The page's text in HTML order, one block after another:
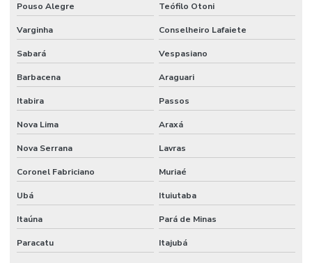
Pouso Alegre Teófilo Otoni
Varginha Conselheiro Lafaiete
Sabará Vespasiano
Barbacena Araguari
Itabira Passos
Nova Lima Araxá
Nova Serrana Lavras
Coronel Fabriciano Muriaé
Ubá Ituiutaba
Itaúna Pará de Minas
Paracatu Itajubá